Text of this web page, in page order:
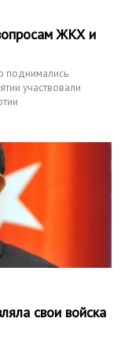
ЖКХ и
поднимались
участвовали
свои войска